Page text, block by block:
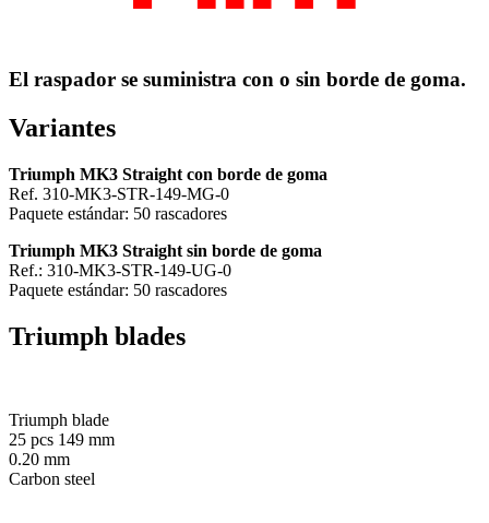
El raspador se suministra con o sin borde de goma.
Variantes
Triumph MK3 Straight con borde de goma
Ref. 310-MK3-STR-149-MG-0
Paquete estándar: 50 rascadores
Triumph MK3 Straight sin borde de goma
Ref.: 310-MK3-STR-149-UG-0
Paquete estándar: 50 rascadores
Triumph blades
Triumph blade
25 pcs 149 mm
0.20 mm
Carbon steel